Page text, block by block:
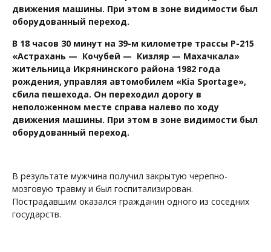
движения машины. При этом в зоне видимости был
оборудованный переход.
В 18 часов 30 минут на 39-м километре трассы Р-215
«Астрахань — Кочубей — Кизляр — Махачкала»
жительница Икрянинского района 1982 года
рождения, управляя автомобилем «Kia Sportage»,
сбила пешехода. Он переходил дорогу в
неположенном месте справа налево по ходу
движения машины. При этом в зоне видимости был
оборудованный переход.
В результате мужчина получил закрытую черепно-
мозговую травму и был госпитализирован.
Пострадавшим оказался гражданин одного из соседних
государств.